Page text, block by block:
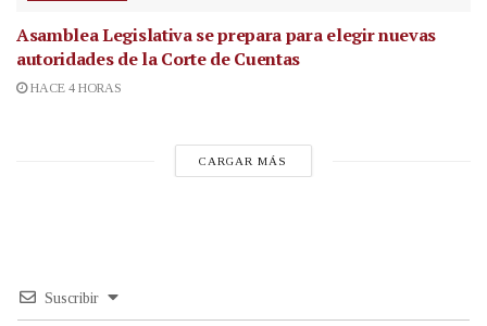
Asamblea Legislativa se prepara para elegir nuevas
autoridades de la Corte de Cuentas
HACE 4 HORAS
CARGAR MÁS
Suscribir